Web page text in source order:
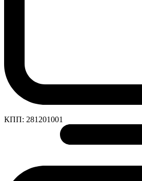
КПП: 281201001